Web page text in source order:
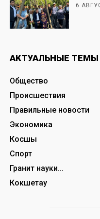
6
АКТУАЛЬНЫЕ ТЕМЫ
Общество
Происшествия
Правильные новости
Экономика
Косшы
Спорт
Гранит науки...
Кокшетау